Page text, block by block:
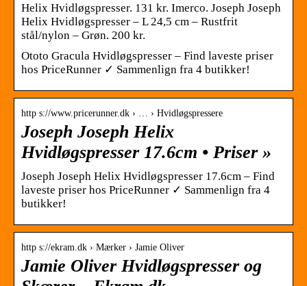
Helix Hvidløgspresser. 131 kr. Imerco. Joseph Joseph
Helix Hvidløgspresser – L 24,5 cm – Rustfrit
stål/nylon – Grøn. 200 kr.
Ototo Gracula Hvidløgspresser – Find laveste priser
hos PriceRunner ✓ Sammenlign fra 4 butikker!
http s://www.pricerunner.dk › … › Hvidløgspressere
Joseph Joseph Helix
Hvidløgspresser 17.6cm • Priser »
Joseph Joseph Helix Hvidløgspresser 17.6cm – Find
laveste priser hos PriceRunner ✓ Sammenlign fra 4
butikker!
http s://ekram.dk › Mærker › Jamie Oliver
Jamie Oliver Hvidløgspresser og